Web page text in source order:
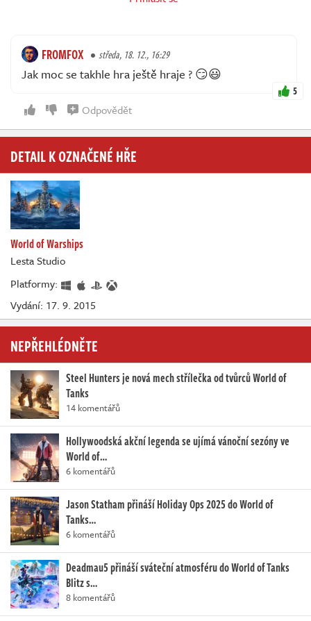
FROMFOX středa, 18. 12., 16:29
Jak moc se takhle hra ještě hraje ? 😏😃
5
Odpovědět
DETAIL K OZNAČENÉ HŘE
World of Warships
Lesta Studio
Platformy:
Vydání: 17. 9. 2015
NEPŘEHLÉDNĚTE
Steel Hunters je nová mech střílečka od tvůrců World of
Tanks
14 komentářů
Hollywoodská akční legenda se ujímá vánoční sezóny ve
World of…
6 komentářů
Jason Statham přináší Holiday Ops 2025 do World of
Tanks…
6 komentářů
Deadmau5 přináší sváteční atmosféru do World of Tanks
Blitz s…
8 komentářů